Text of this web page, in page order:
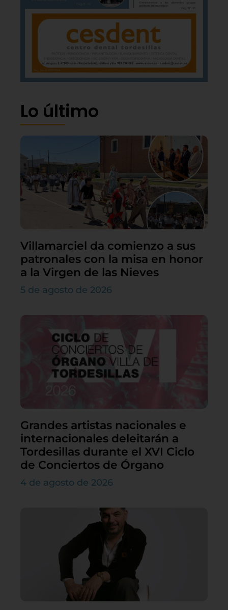
Lo último
Villamarciel da comienzo a sus
patronales con la misa en honor
a la Virgen de las Nieves
5 de agosto de 2026
Grandes artistas nacionales e
internacionales deleitarán a
Tordesillas durante el XVI Ciclo
de Conciertos de Órgano
4 de agosto de 2026